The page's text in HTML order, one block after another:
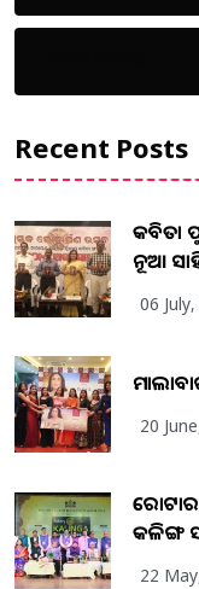
Recent Posts
କବିତା
ନୂଆ
06
20
କଳିଙ୍ଗ
22